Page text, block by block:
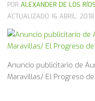
POR ALEXANDER DE LOS
ACTUALIZADO 16 ABRIL, 2018
Anuncio publicitario de
Maravillas/ El Progreso de